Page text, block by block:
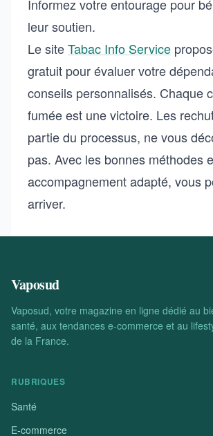
Informez votre entourage pour
leur soutien.
Le siteTabac Info Service
gratuit pour évaluer votre
conseils personnalisés. Chaque
fumée est une victoire. Les
partie du processus, ne vous
pas. Avec les bonnes méthodes
accompagnement adapté, vous
arriver.
Vaposud
Vaposud, votre magazine en ligne dédié au
santé, aux tendances e-commerce et au
de la France.
RUBRIQUES
Santé
E-commerce